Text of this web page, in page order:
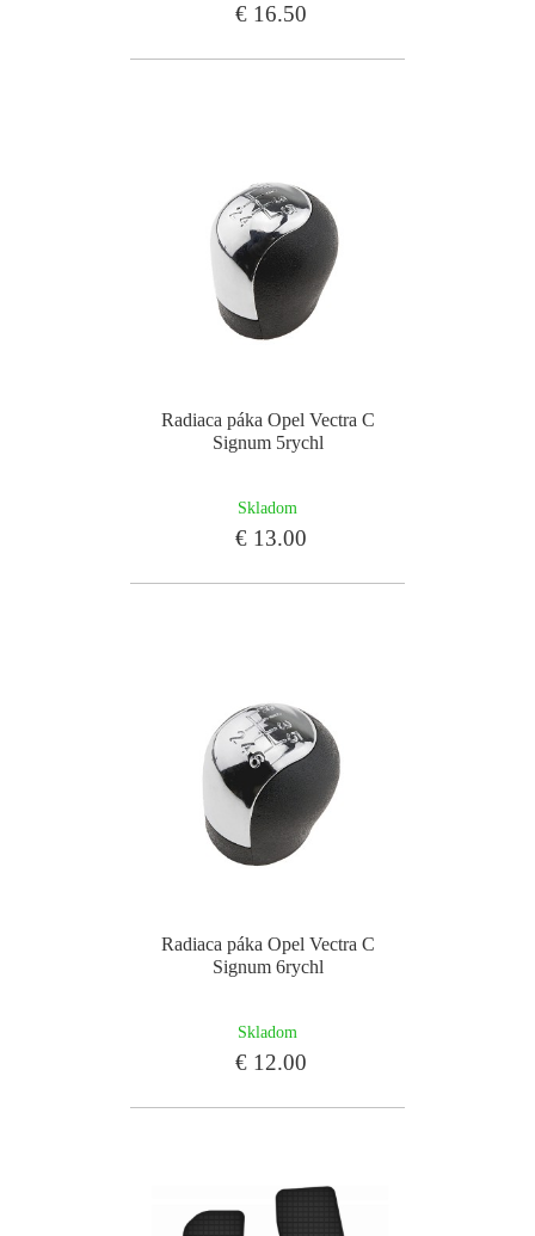
€ 16.50
Radiaca páka Opel Vectra C
Signum 5rychl
Skladom
€ 13.00
Radiaca páka Opel Vectra C
Signum 6rychl
Skladom
€ 12.00